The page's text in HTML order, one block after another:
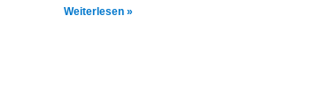
Weiterlesen »